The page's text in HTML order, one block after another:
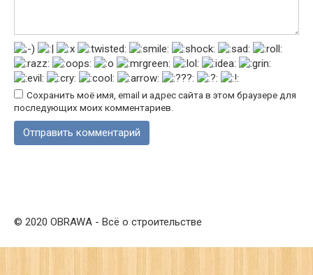
Сохранить моё имя, email и адрес сайта в этом браузере для
последующих моих комментариев.
© 2020 OBRAWA - Всё о строительстве